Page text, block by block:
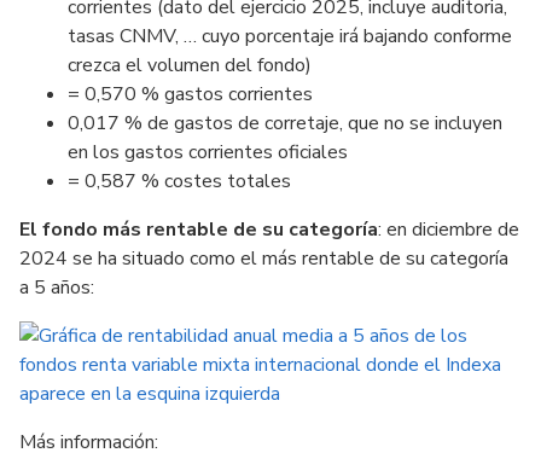
corrientes (dato del ejercicio 2025, incluye auditoria,
tasas CNMV, … cuyo porcentaje irá bajando conforme
crezca el volumen del fondo)
= 0,570 % gastos corrientes
0,017 % de gastos de corretaje, que no se incluyen
en los gastos corrientes oficiales
= 0,587 % costes totales
El fondo más rentable de su categoría: en diciembre de
2024 se ha situado como el más rentable de su categoría
a 5 años:
Más información: